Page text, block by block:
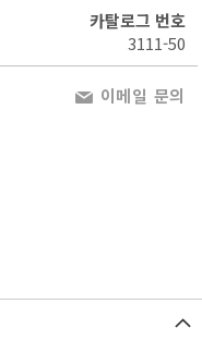
카탈로그 번호
3111-50
이메일 문의